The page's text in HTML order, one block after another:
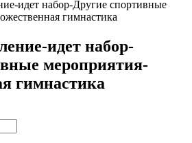
идет набор-Другие спортивные
гимнастика
идет набор-
мероприятия-
гимнастика